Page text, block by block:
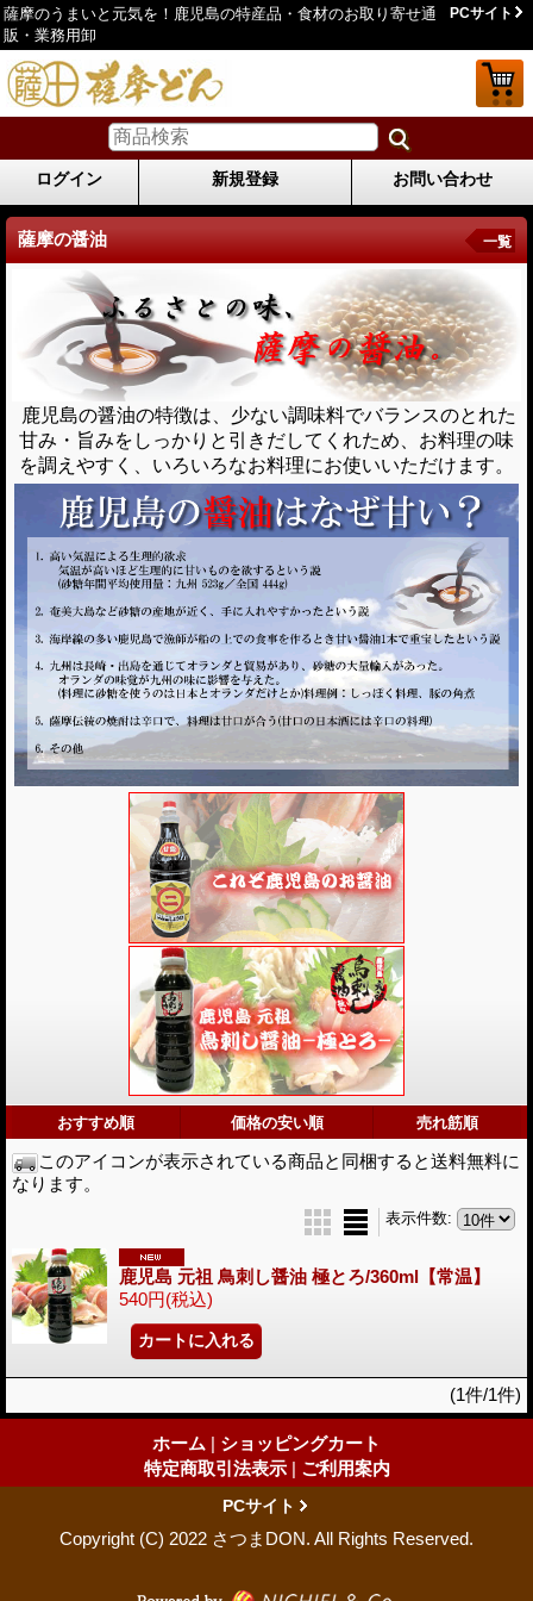
薩摩のうまいと元気を！鹿児島の特産品・食材のお取り寄せ通
販・業務用卸
PCサイト
ログイン 新規登録 お問い合わせ
薩摩の醤油
鹿児島の醤油の特徴は、少ない調味料でバランスのとれた
甘み・旨みをしっかりと引きだしてくれため、お料理の味
を調えやすく、いろいろなお料理にお使いいただけます。
一覧
おすすめ順 価格の安い順 売れ筋順
このアイコンが表示されている商品と同梱すると送料無料に
なります。
表示件数:
鹿児島 元祖 鳥刺し醤油 極とろ/360ml【常温】
540円(税込)
(1件/1件)
ホーム | ショッピングカート
特定商取引法表示 | ご利用案内
PCサイト
Copyright (C) 2022 さつまDON. All Rights Reserved.